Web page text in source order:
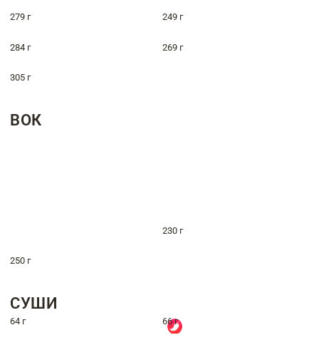
279 г 249 г
284 г 269 г
305 г
ВОК
230 г
250 г
СУШИ
64 г 66 г